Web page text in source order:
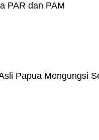
PAR dan PAM
Papua Mengungsi